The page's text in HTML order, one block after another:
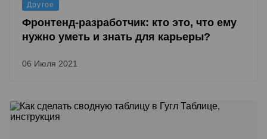
Другое
Фронтенд-разработчик: кто это, что ему
нужно уметь и знать для карьеры?
06 Июля 2021